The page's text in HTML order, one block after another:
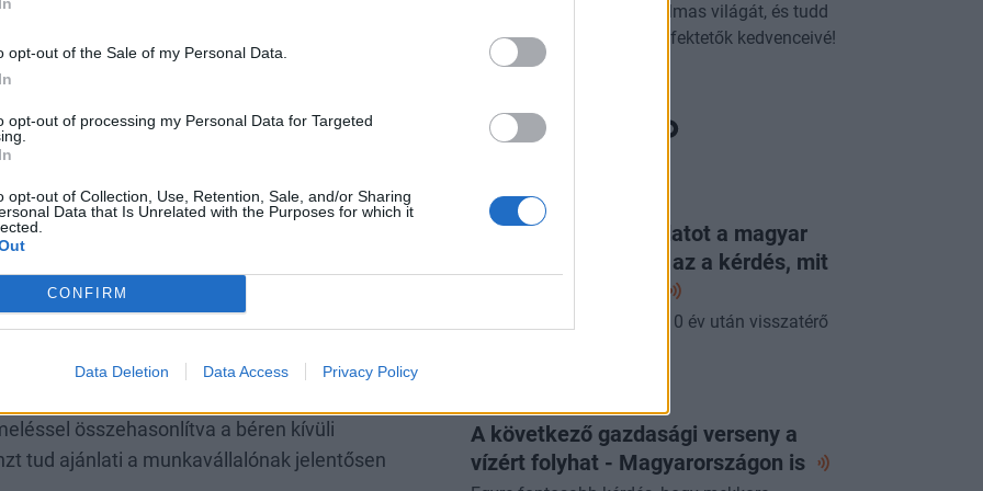
opt-out of the Sale of my Personal Data.
opt-out of processing my Personal Data for Targeted
opt-out of Collection, Use, Retention, Sale, and/or Sharing
Data that Is Unrelated with the Purposes for which it
CONFIRM
Data Deletion Data Access Privacy Policy
kívüli juttatás esetén a teljes adóteher a
és 13% szociális hozzájárulási
juttatások esetén az adóalapot meg kell
ez után az adóalap után kell megfizetni a 15%
adót. Ezzel a béren kívüli juttatás
keletkezik a juttatáson.
is, de kevesen tudják jól kihasználni
juttatások esetén csak a
a bérként adóztatandó összegekkel,
és egyéni járulékfizetési
összehasonlítva a béren kívüli
tud ajánlati a munkavállalónak jelentősen
Fedezd fel az ETF-ek izgalmas világát, és tudd
meg, miért válhatnak a befektetők kedvenceivé!
PORTFOLIO CHECKLIST
Rég látott ilyen jó adatot a magyar
gazdaság: már csak az a kérdés, mit
A pénteki Checklistben a 10 év után visszatérő
A következő gazdasági verseny a
vízért folyhat - Magyarországon is